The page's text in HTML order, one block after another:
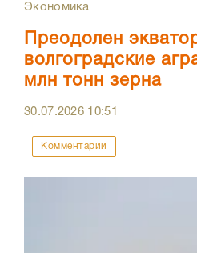
Экономика
Преодолен
волгоградские
млн тонн зерна
30.07.2026 10:51
Комментарии